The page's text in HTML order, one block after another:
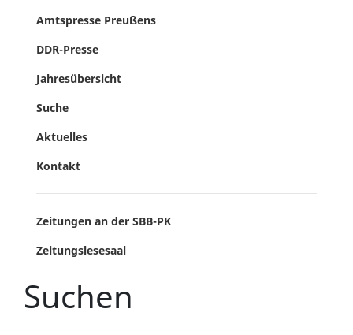
Amtspresse Preußens
DDR-Presse
Jahresübersicht
Suche
Aktuelles
Kontakt
Zeitungen an der SBB-PK
Zeitungslesesaal
Suchen